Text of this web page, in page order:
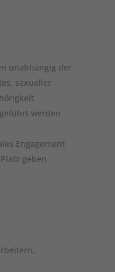
unabhängig der
sexueller
werden
Engagement
geben